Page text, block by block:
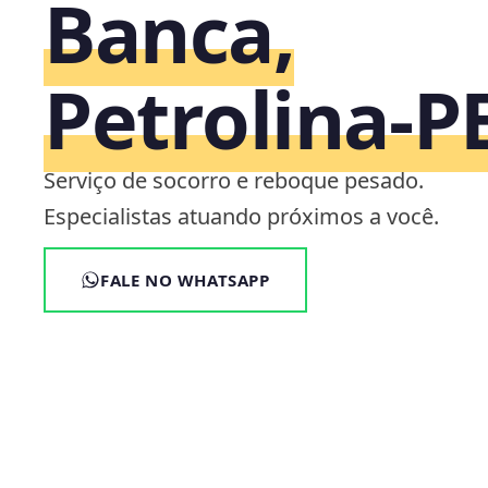
Banca,
Serviço de socorro e reboque pesado.
Especialistas atuando próximos a você.
FALE NO WHATSAPP